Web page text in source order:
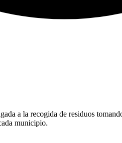
a la recogida de residuos
municipio.